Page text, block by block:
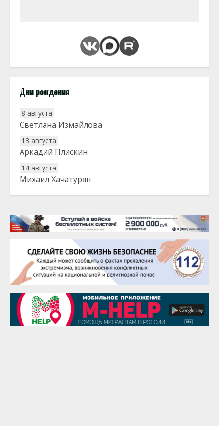
Дни рождения
8 августа
Светлана Измайлова
13 августа
Аркадий Плискин
14 августа
Михаил Хачатурян
20 августа
22 августа
Евгений Ефимов
25 августа
Сэсэгма Бубеева
28 августа
Чингиз Мустафаев
29 августа
Надежда Рослова